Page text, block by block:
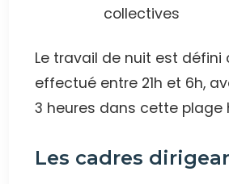
collectives
Le travail de nuit est défini
effectué entre 21h et 6h,
3 heures dans cette plage
Les cadres